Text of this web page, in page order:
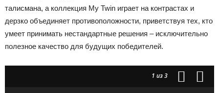
талисмана, а коллекция My Twin играет на контрастах и
дерзко объединяет противоположности, приветствуя тех, кто
умеет принимать нестандартные решения – исключительно
полезное качество для будущих победителей.
1 из 3